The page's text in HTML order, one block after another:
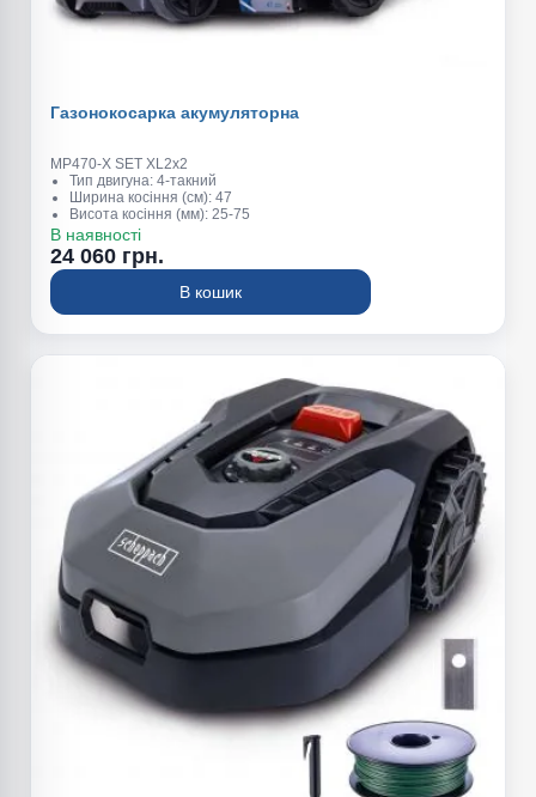
Газонокосарка акумуляторна
MP470-X SET XL2x2
Тип двигуна: 4-такний
Ширина косіння (см): 47
Висота косіння (мм): 25-75
Об'єм травозбірника (л): 75
В наявності
24 060 грн.
В кошик